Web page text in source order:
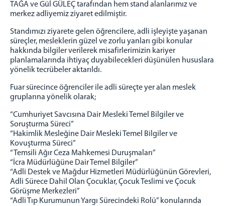
Akçadağ Adliyesi
Darende Adliyesi
Doğanşehir Adliyesi
Hekimhan Adliyesi
Protokollerimiz
Cezaevleri
Malatya E Tipi Kapalı İnfaz Kurumu
Doğanşehir Açık İnfaz Kurumu
Akçadağ T Tipi Kapalı ve Açık İnfaz Kurumu
İletişim
İletişim
TAĞA ve Gül GÜLEÇ tarafından hem stand alanlarımız ve
merkez adliyemiz ziyaret edilmiştir.
Standımızı ziyarete gelen öğrencilere, adli işleyişte yaşanan
süreçler, mesleklerin güzel ve zorlu yanları gibi konular
hakkında bilgiler verilerek misafirlerimizin kariyer
planlamalarında ihtiyaç duyabilecekleri düşünülen hususlara
yönelik tecrübeler aktarıldı.
Fuar sürecince öğrenciler ile adli süreçte yer alan meslek
gruplarına yönelik olarak;
“Cumhuriyet Savcısına Dair Mesleki Temel Bilgiler ve
Soruşturma Süreci”
“Hakimlik Mesleğine Dair Mesleki Temel Bilgiler ve
Kovuşturma Süreci”
“Temsili Ağır Ceza Mahkemesi Duruşmaları”
“İcra Müdürlüğüne Dair Temel Bilgiler”
“Adli Destek ve Mağdur Hizmetleri Müdürlüğünün Görevleri,
Adli Sürece Dahil Olan Çocuklar, Çocuk Teslimi ve Çocuk
Görüşme Merkezleri”
“Adli Tıp Kurumunun Yargı Sürecindeki Rolü” konularında